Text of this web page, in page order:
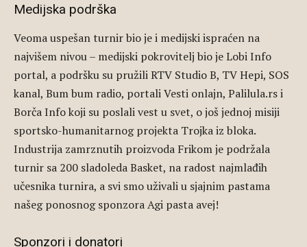
Medijska podrška
Veoma uspešan turnir bio je i medijski ispraćen na
najvišem nivou – medijski pokrovitelj bio je Lobi Info
portal, a podršku su pružili RTV Studio B, TV Hepi, SOS
kanal, Bum bum radio, portali Vesti onlajn, Palilula.rs i
Borča Info koji su poslali vest u svet, o još jednoj misiji
sportsko-humanitarnog projekta Trojka iz bloka.
Industrija zamrznutih proizvoda Frikom je podržala
turnir sa 200 sladoleda Basket, na radost najmlađih
učesnika turnira, a svi smo uživali u sjajnim pastama
našeg ponosnog sponzora Agi pasta avej!
Sponzori i donatori